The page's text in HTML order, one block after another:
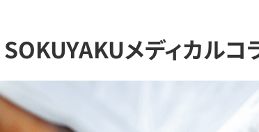
SOKUYAKUメディカルコ